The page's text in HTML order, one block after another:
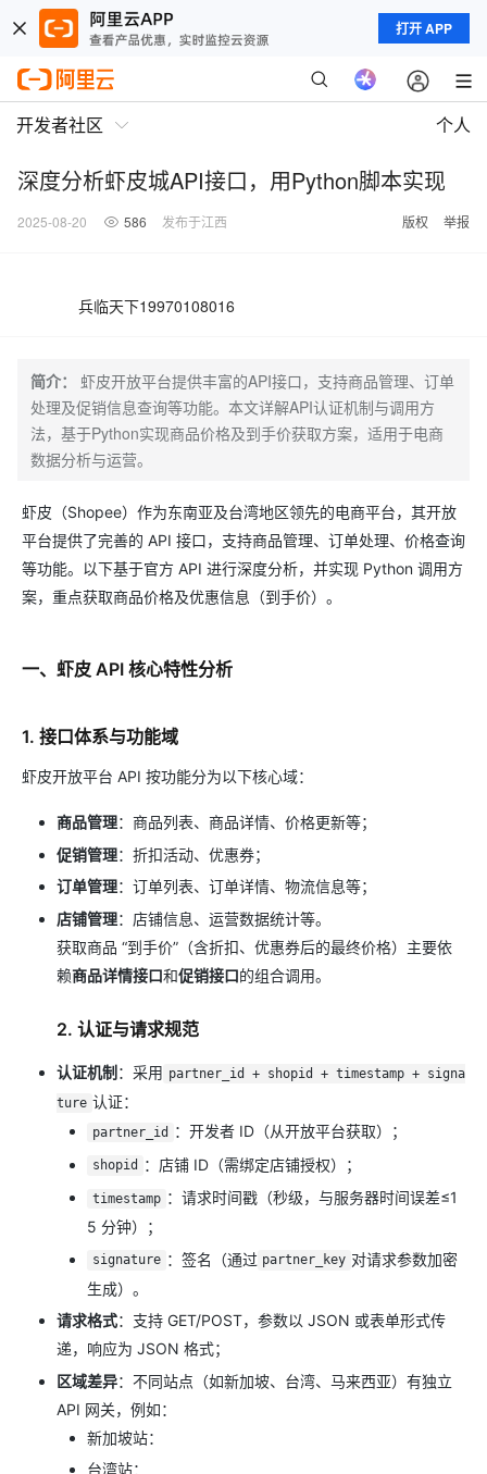
打开 APP
开发者社区 个人
深度分析虾皮城API接口，用Python脚本实现
2025-08-20 586 发布于江西 版权 举报
兵临天下19970108016
简介：
虾皮开放平台提供丰富的API接口，支持商品管理、订单
处理及促销信息查询等功能。本文详解API认证机制与调用方
法，基于Python实现商品价格及到手价获取方案，适用于电商
数据分析与运营。
虾皮（Shopee）作为东南亚及台湾地区领先的电商平台，其开放
平台提供了完善的 API 接口，支持商品管理、订单处理、价格查询
等功能。以下基于官方 API 进行深度分析，并实现 Python 调用方
案，重点获取商品价格及优惠信息（到手价）。
一、虾皮 API 核心特性分析
1. 接口体系与功能域
虾皮开放平台 API 按功能分为以下核心域：
商品管理：商品列表、商品详情、价格更新等；
促销管理：折扣活动、优惠券；
订单管理：订单列表、订单详情、物流信息等；
店铺管理：店铺信息、运营数据统计等。
获取商品 “到手价”（含折扣、优惠券后的最终价格）主要依
赖商品详情接口和促销接口的组合调用。
2. 认证与请求规范
认证机制 ：采用 partner_id + shopid + timestamp + signa
ture 认证：
partner_id ：开发者 ID（从开放平台获取）；
shopid ：店铺 ID（需绑定店铺授权）；
timestamp ：请求时间戳（秒级，与服务器时间误差≤1
5 分钟）；
signature ：签名（通过 partner_key 对请求参数加密
生成）。
请求格式：支持 GET/POST，参数以 JSON 或表单形式传
递，响应为 JSON 格式；
区域差异：不同站点（如新加坡、台湾、马来西亚）有独立
API 网关，例如：
新加坡站：
台湾站：